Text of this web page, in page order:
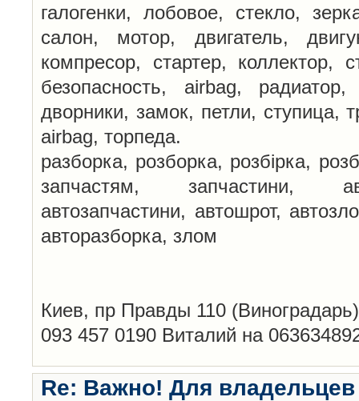
галогенки, лобовое, стекло,
салон, мотор, двигатель,
компресор, стартер, коллектор,
безопасность, airbag,
дворники, замок, петли, ступица,
airbag, торпеда.
разборка, розборка, розбірка,
запчастям, запчастини,
автозапчастини, автошрот,
авторазборка, злом
Киев, пр Правды 110
093 457 0190 Виталий на
Re: Важно! Для владельцев